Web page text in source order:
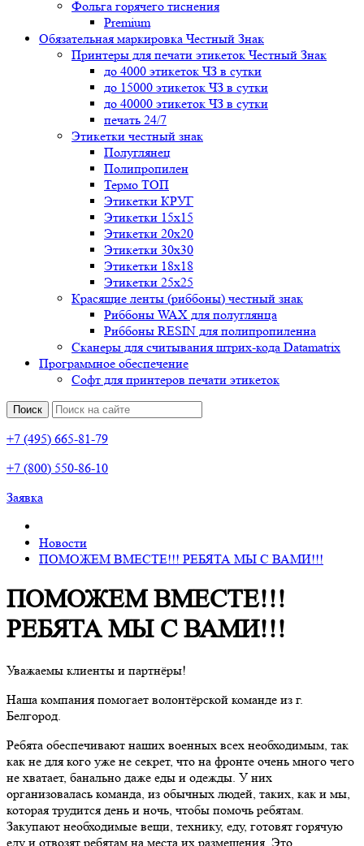
Фольга горячего тиснения
Premium
Обязательная маркировка Честный Знак
Принтеры для печати этикеток Честный Знак
до 4000 этикеток ЧЗ в сутки
до 15000 этикеток ЧЗ в сутки
до 40000 этикеток ЧЗ в сутки
печать 24/7
Этикетки честный знак
Полуглянец
Полипропилен
Термо ТОП
Этикетки КРУГ
Этикетки 15х15
Этикетки 20х20
Этикетки 30х30
Этикетки 18х18
Этикетки 25х25
Красящие ленты (риббоны) честный знак
Риббоны WAX для полуглянца
Риббоны RESIN для полипропиленна
Сканеры для считывания штрих-кода Datamatrix
Программное обеспечение
Софт для принтеров печати этикеток
Поиск
+7 (495) 665-81-79
+7 (800) 550-86-10
Заявка
Новости
ПОМОЖЕМ ВМЕСТЕ!!! РЕБЯТА МЫ С ВАМИ!!!
ПОМОЖЕМ ВМЕСТЕ!!!
РЕБЯТА МЫ С ВАМИ!!!
Уважаемы клиенты и партнёры!
Наша компания помогает волонтёрской команде из г.
Белгород.
Ребята обеспечивают наших военных всех необходимым, так
как не для кого уже не секрет, что на фронте очень много чего
не хватает, банально даже еды и одежды. У них
организовалась команда, из обычных людей, таких, как и мы,
которая трудится день и ночь, чтобы помочь ребятам.
Закупают необходимые вещи, технику, еду, готовят горячую
еду и отвозят ребятам на места их размещения. Это